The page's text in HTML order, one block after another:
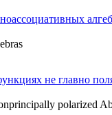
не главно
polarized